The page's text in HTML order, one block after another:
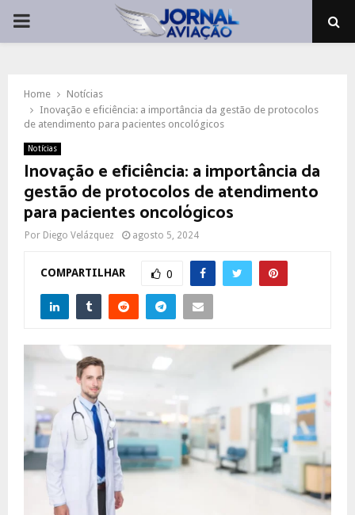
PRIMARY
Home
Notícias
Inovação e eficiência: a importância da gestão de protocolos
de atendimento para pacientes oncológicos
Notícias
Inovação e eficiência: a importância da
gestão de protocolos de atendimento
para pacientes oncológicos
Por Diego Velázquez agosto 5, 2024
COMPARTILHAR 0